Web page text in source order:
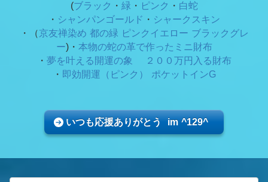
(ブラック ・ 緑 ・ ピンク ・ 白蛇
・ シャンパンゴールド ・ シャークスキン
・（京友禅染め 都の緑 ピンクイエロー ブラックグレ
ー)・ 本物の蛇の革で作ったミニ財布
・ 夢を叶える開運の象 ２００万円入る財布
・ 即効開運（ピンク） ポケットインG
いつも応援ありがとう im ^129^